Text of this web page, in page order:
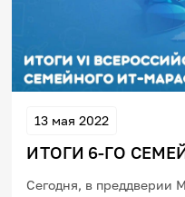
13 мая 2022
ИТОГИ 6-ГО
Сегодня, в преддверии